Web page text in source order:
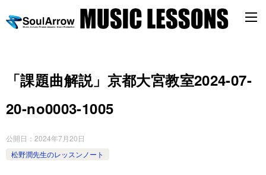
「課題曲解説」京都大宮教室2024-07-
20-no0003-­1005
公開日： 2024年7月20日
松野潤先生のレッスンノート